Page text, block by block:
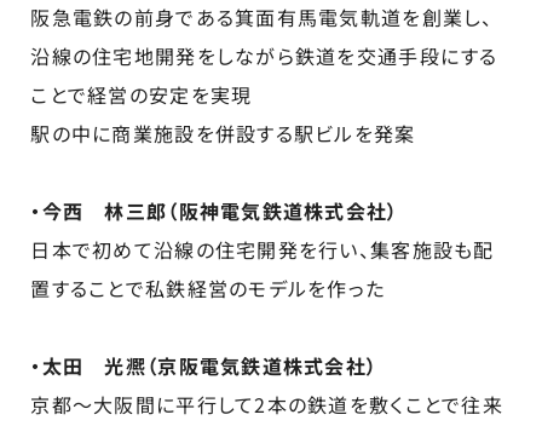
阪急電鉄の前身である箕面有馬電気軌道を創業し、
沿線の住宅地開発をしながら鉄道を交通手段にする
ことで経営の安定を実現
駅の中に商業施設を併設する駅ビルを発案
・今西 林三郎（阪神電気鉄道株式会社）
日本で初めて沿線の住宅開発を行い、集客施設も配
置することで私鉄経営のモデルを作った
・太田 光凞（京阪電気鉄道株式会社）
京都～大阪間に平行して2本の鉄道を敷くことで往来